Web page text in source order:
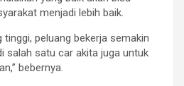
menjadi lebih baik.
tinggi, peluang bekerja semakin
salah satu car akita juga untuk
bebernya.